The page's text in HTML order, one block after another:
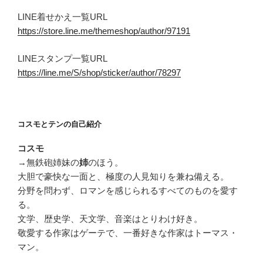
LINE着せかえ一覧URL
https://store.line.me/themeshop/author/97191
LINEスタンプ一覧URL
https://line.me/S/shop/sticker/author/78297
コスモとテンの自己紹介
コスモ
→無鉄砲姉妹の姉のほう。
大胆で豪快な一面と、極度の人見知りを兼ね備える。
分野を問わず、ロマンを感じられるすべてのものを愛す
る。
文学、歴史学、天文学、音楽はとりわけ好き。
敬愛する作家はゲーテで、一番好きな作家はトーマス・
マン。